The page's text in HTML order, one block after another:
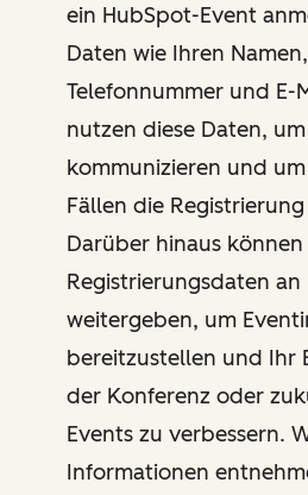
ein HubSpot-Event
Daten wie Ihren
Telefonnummer und E-
nutzen diese Daten,
kommunizieren und
Fällen die
Darüber hinaus
Registrierungsdaten
weitergeben, um
bereitzustellen und Ihr
der Konferenz oder
Events zu verbessern.
Informationen